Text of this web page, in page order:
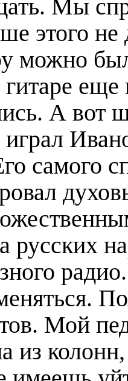
Мы
этого не
можно
гитаре еще
А вот
играл
самого
русских
Мой
из